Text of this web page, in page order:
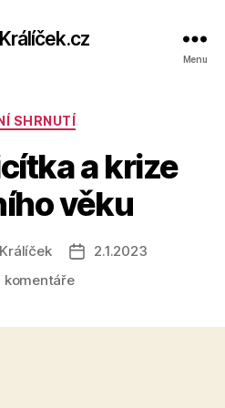
Menu
Rubriky
SHRNUTÍ
a krize
věku
Datum
2.1.2023
komentářeu